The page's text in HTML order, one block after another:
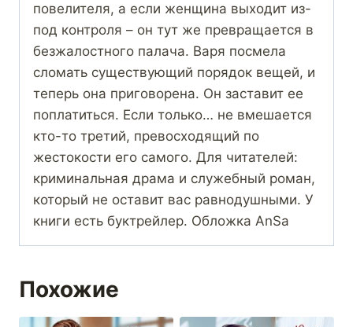
повелителя, а если женщина выходит из-
под контроля – он тут же превращается в
безжалостного палача. Варя посмела
сломать существующий порядок вещей, и
теперь она приговорена. Он заставит ее
поплатиться. Если только… не вмешается
кто-то третий, превосходящий по
жестокости его самого. Для читателей:
криминальная драма и служебный роман,
который не оставит вас равнодушными. У
книги есть буктрейлер. Обложка AnSa
Похожие